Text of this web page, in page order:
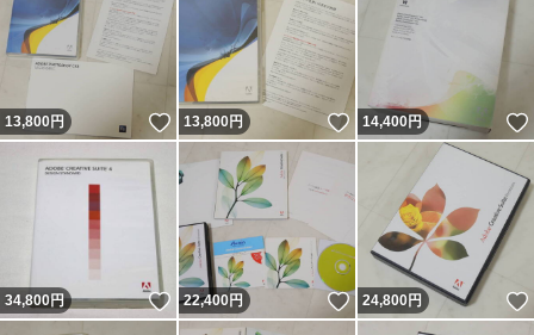
13,800円 いいね！
13,800円 いいね！
14,400円
34,800円 いいね！
22,400円 いいね！
24,800円